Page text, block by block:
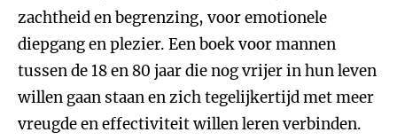
zachtheid en begrenzing, voor emotionele
diepgang en plezier. Een boek voor mannen
tussen de 18 en 80 jaar die nog vrijer in hun leven
willen gaan staan en zich tegelijkertijd met meer
vreugde en effectiviteit willen leren verbinden.